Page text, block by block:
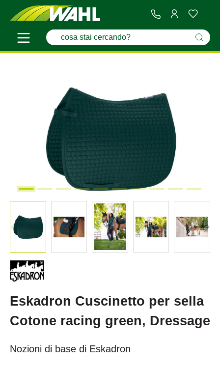
Eskadron Cuscinetto per sella
Cotone racing green, Dressage
Nozioni di base di Eskadron